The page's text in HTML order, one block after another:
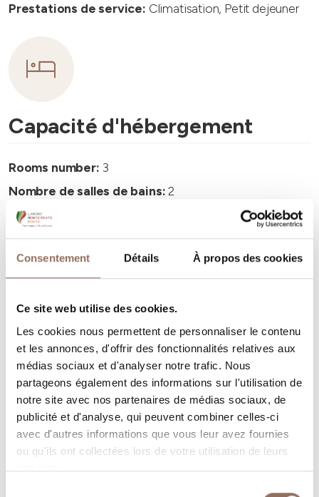
Consentement Détails À propos des cookies
Ce site web utilise des cookies.
Les cookies nous permettent de personnaliser le contenu
et les annonces, d'offrir des fonctionnalités relatives aux
médias sociaux et d'analyser notre trafic. Nous
partageons également des informations sur l'utilisation de
notre site avec nos partenaires de médias sociaux, de
publicité et d'analyse, qui peuvent combiner celles-ci
avec d'autres informations que vous leur avez fournies
ou qu'ils ont collectées lors de votre utilisation de leurs
services.
Prestations de service: Climatisation, Petit dejeuner
Capacité d'hébergement
Rooms number: 3
Nombre de salles de bains:2
Beds number:
Vos vacances
Programmez où dormir, où manger, quoi faire et visiter
dans chaque coin de Langhe Monferrato Roero, tout en
gardant un œil sur la météo en temps réel